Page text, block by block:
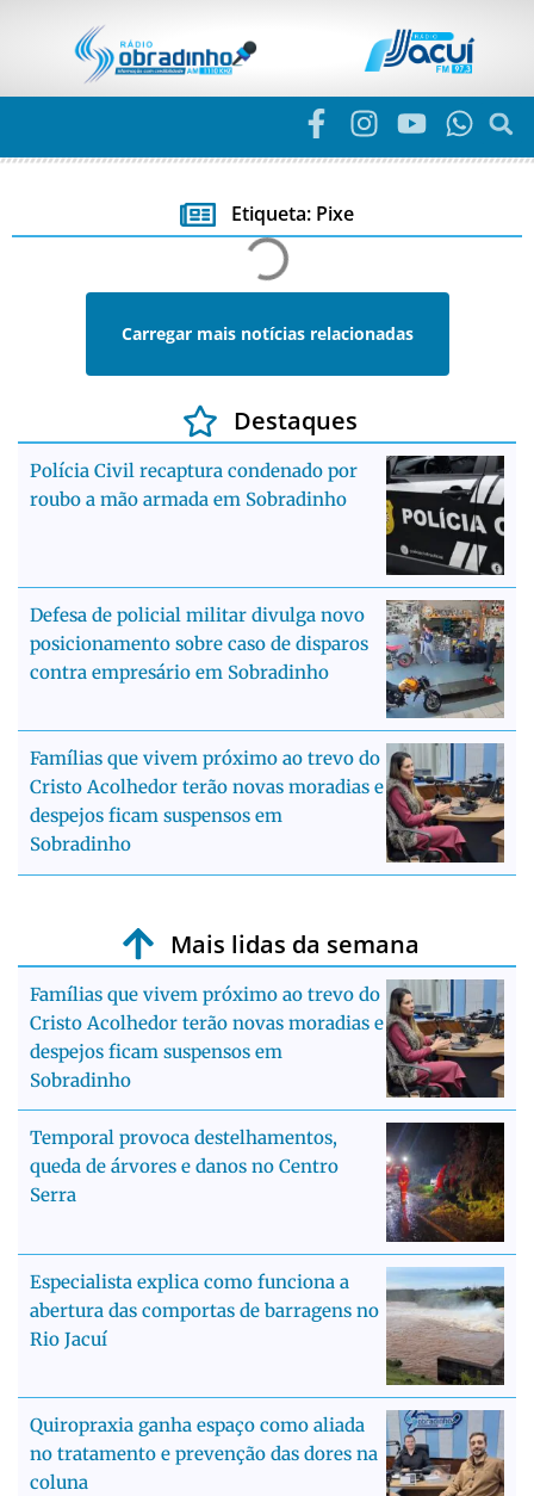
Etiqueta: Pixe
Carregar mais notícias relacionadas
Destaques
Polícia Civil recaptura condenado por
roubo a mão armada em Sobradinho
Defesa de policial militar divulga novo
posicionamento sobre caso de disparos
contra empresário em Sobradinho
Famílias que vivem próximo ao trevo do
Cristo Acolhedor terão novas moradias e
despejos ficam suspensos em
Sobradinho
Mais lidas da semana
Famílias que vivem próximo ao trevo do
Cristo Acolhedor terão novas moradias e
despejos ficam suspensos em
Sobradinho
Temporal provoca destelhamentos,
queda de árvores e danos no Centro
Serra
Especialista explica como funciona a
abertura das comportas de barragens no
Rio Jacuí
Quiropraxia ganha espaço como aliada
no tratamento e prevenção das dores na
coluna